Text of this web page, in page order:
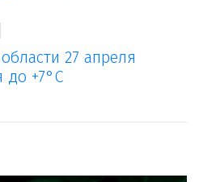
27 апреля
до +7°С